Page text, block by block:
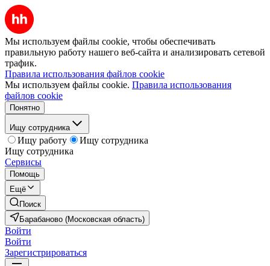
Мы используем файлы cookie, чтобы обеспечивать
правильную работу нашего веб-сайта и анализировать сетевой
трафик.
Правила использования файлов cookie
Мы используем файлы cookie. Правила использования
файлов cookie
Понятно
Ищу сотрудника
Ищу работу
Ищу сотрудника
Ищу сотрудника
Сервисы
Помощь
Ещё
Поиск
Барабаново (Московская область)
Войти
Войти
Зарегистрироваться